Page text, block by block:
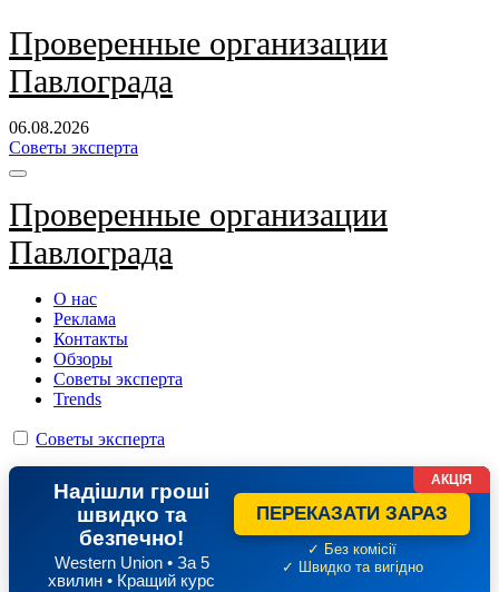
Перейти
к
содержанию
Проверенные организации
Павлограда
06.08.2026
Советы эксперта
Проверенные организации
Павлограда
О нас
Реклама
Контакты
Обзоры
Советы эксперта
Trends
Советы эксперта
Надішли гроші
швидко та
безпечно!
Western Union • За 5
хвилин • Кращий курс
ПЕРЕКАЗАТИ ЗАРАЗ
✓ Без комісії
✓ Швидко та вигідно
АКЦІЯ